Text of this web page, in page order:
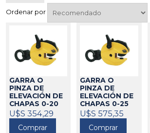
Ordenar por
GARRA O
PINZA DE
ELEVACIÓN DE
CHAPAS 0-20
MM 1T ABLE
573080
U$S 354,29
Comprar
GARRA O
PINZA DE
ELEVACIÓN DE
CHAPAS 0-25
MM 2T ABLE
573081
U$S 575,35
Comprar